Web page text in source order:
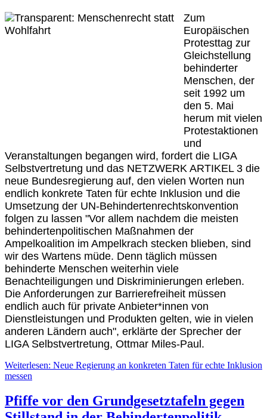
Zum
Europäischen
Protesttag zur
Gleichstellung
behinderter
Menschen, der
seit 1992 um
den 5. Mai
herum mit vielen
Protestaktionen
und
Veranstaltungen begangen wird, fordert die LIGA
Selbstvertretung und das NETZWERK ARTIKEL 3 die
neue Bundesregierung auf, den vielen Worten nun
endlich konkrete Taten für echte Inklusion und die
Umsetzung der UN-Behindertenrechtskonvention
folgen zu lassen "Vor allem nachdem die meisten
behindertenpolitischen Maßnahmen der
Ampelkoalition im Ampelkrach stecken blieben, sind
wir des Wartens müde. Denn täglich müssen
behinderte Menschen weiterhin viele
Benachteiligungen und Diskriminierungen erleben.
Die Anforderungen zur Barrierefreiheit müssen
endlich auch für private Anbieter*innen von
Dienstleistungen und Produkten gelten, wie in vielen
anderen Ländern auch", erklärte der Sprecher der
LIGA Selbstvertretung, Ottmar Miles-Paul.
Weiterlesen: Neue Regierung an konkreten Taten für echte Inklusion
messen
Pfiffe vor den Grundgesetztafeln gegen